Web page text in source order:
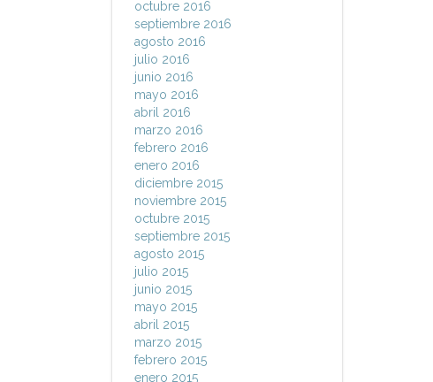
octubre 2016
septiembre 2016
agosto 2016
julio 2016
junio 2016
mayo 2016
abril 2016
marzo 2016
febrero 2016
enero 2016
diciembre 2015
noviembre 2015
octubre 2015
septiembre 2015
agosto 2015
julio 2015
junio 2015
mayo 2015
abril 2015
marzo 2015
febrero 2015
enero 2015